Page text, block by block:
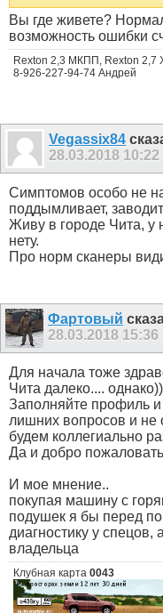
Вы где живете?
возможность ошибки
Rexton 2,3 МКПП, Rexton 2,7
8-926-227-94-74 Андрей
Vegassix84
28.03.2018 10:22
Симптомов особо не
поддымливает,
Живу в городе Чита, у
нету.
Про норм сканеры
Фартовый
28.03.2018 15:36
Для начала тоже
Чита далеко.... однако))
Заполняйте профиль
лишних вопросов и не
будем коллегиально
Да и добро
И мое мнение..
покупая машину с
подушек я бы перед
диагностику у
владельца
Клубная карта 0043